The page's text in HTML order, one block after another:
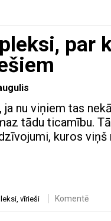
par
ja nu viņiem tas
tādu ticamību.
kuros
vīrieši Komentē